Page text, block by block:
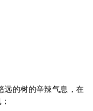
的树的辛辣气息，在